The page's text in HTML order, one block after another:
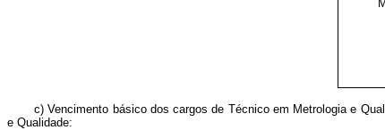
c) Vencimento básico dos cargos de Técnico em Metrologia e
e Qualidade: